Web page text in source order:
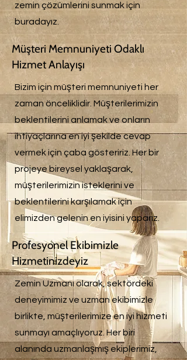
zemin çözümlerini sunmak için
buradayız.
Müşteri Memnuniyeti Odaklı
Hizmet Anlayışı
Bizim için müşteri memnuniyeti her
zaman önceliklidir. Müşterilerimizin
beklentilerini anlamak ve onların
ihtiyaçlarına en iyi şekilde cevap
vermek için çaba gösteririz. Her bir
projeye bireysel yaklaşarak,
müşterilerimizin isteklerini ve
beklentilerini karşılamak için
elimizden gelenin en iyisini yaparız.
Profesyonel Ekibimizle
Hizmetinizdeyiz
Zemin Uzmanı olarak, sektördeki
deneyimimiz ve uzman ekibimizle
birlikte, müşterilerimize en iyi hizmeti
sunmayı amaçlıyoruz. Her biri
alanında uzmanlaşmış ekiplerimiz,